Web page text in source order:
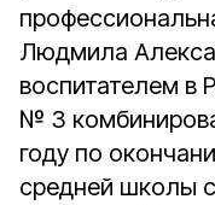
Людмила
воспитателем в
№ 3
году по
средней школы